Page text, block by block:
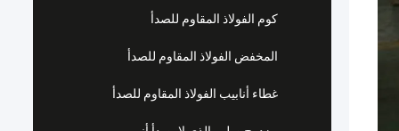
كوم الفولاذ المقاوم للصدأ
المخفض الفولاذ المقاوم للصدأ
غطاء أنابيب الفولاذ المقاوم للصدأ